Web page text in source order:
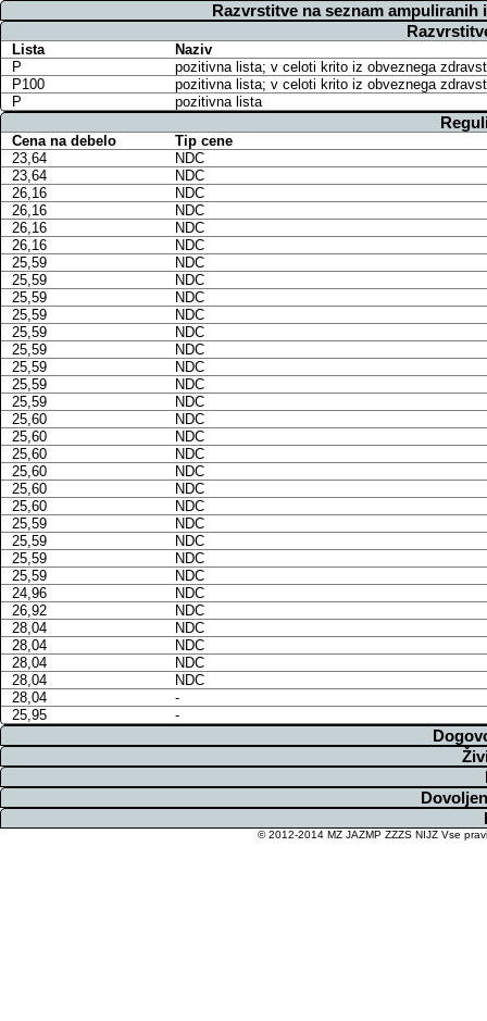
Razvrstitve na seznam
Lista
Naziv
P
pozitivna lista; v celoti krito iz obveznega
P100
pozitivna lista; v celoti krito iz obveznega
P
pozitivna lista
Cena na debelo
Tip cene
23,64
NDC
23,64
NDC
26,16
NDC
26,16
NDC
26,16
NDC
26,16
NDC
25,59
NDC
25,59
NDC
25,59
NDC
25,59
NDC
25,59
NDC
25,59
NDC
25,59
NDC
25,59
NDC
25,59
NDC
25,60
NDC
25,60
NDC
25,60
NDC
25,60
NDC
25,60
NDC
25,60
NDC
25,59
NDC
25,59
NDC
25,59
NDC
25,59
NDC
24,96
NDC
26,92
NDC
28,04
NDC
28,04
NDC
28,04
NDC
28,04
NDC
28,04
-
25,95
-
© 2012-2014 MZ JAZMP ZZZS NIJZ Vse